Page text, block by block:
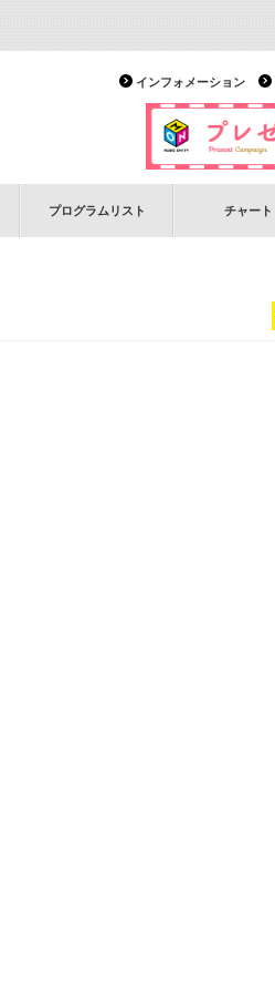
インフォメーション
プログラムリスト チャート